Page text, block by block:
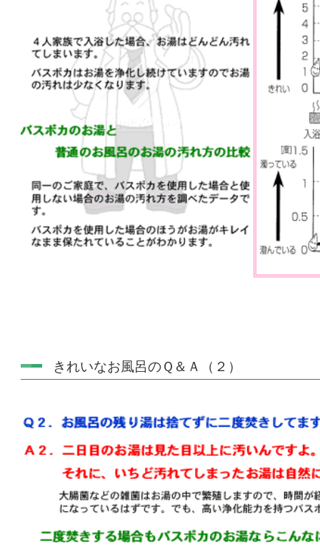
きれいなお風呂のＱ＆Ａ（２）